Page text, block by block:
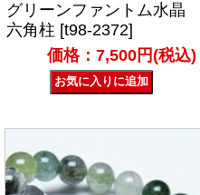
グリーンファントム水晶
六角柱 [t98-2372]
価格：7,500円(税込)